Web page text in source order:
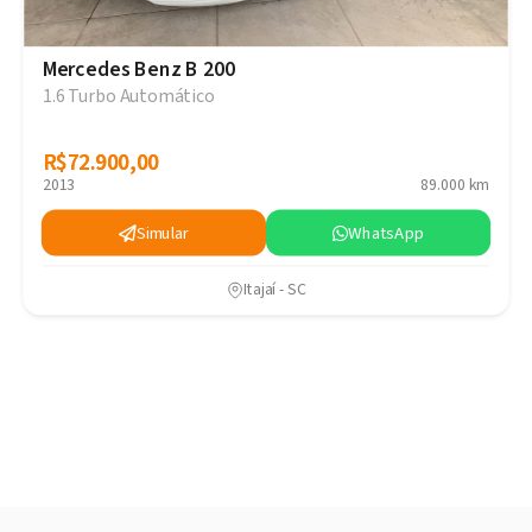
Mercedes Benz B 200
1.6 Turbo Automático
R$72.900,00
R$72.900,00
2013 89.000 km
Simular WhatsApp
Itajaí - SC
Aviso de cookies
Usamos os cookies e dados de navegação visando
proporcionar uma melhor experiência durante o